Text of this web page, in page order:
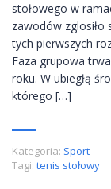
stołowego w
zawodów zglosiło
tych pierwszych
Faza grupowa
roku. W ubiegłą
którego […]
Kategoria: Sport
Tagi: tenis stołowy